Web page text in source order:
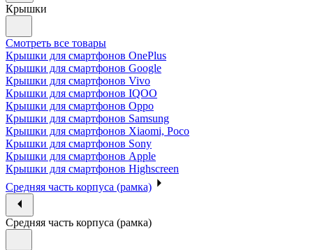
Крышки
Смотреть все товары
Крышки для смартфонов OnePlus
Крышки для смартфонов Google
Крышки для смартфонов Vivo
Крышки для смартфонов IQOO
Крышки для смартфонов Oppo
Крышки для смартфонов Samsung
Крышки для смартфонов Xiaomi, Poco
Крышки для смартфонов Sony
Крышки для смартфонов Apple
Крышки для смартфонов Highscreen
Средняя часть корпуса (рамка)
Средняя часть корпуса (рамка)